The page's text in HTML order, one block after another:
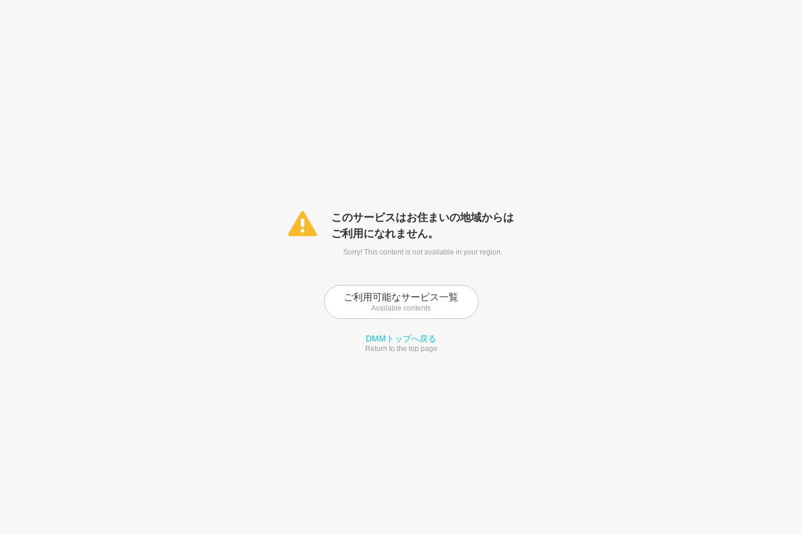
このサービスはお住まいの地域からは
ご利用になれません。
Sorry! This content is not available in your region.
ご利用可能なサービス一覧
Available contents
DMMトップへ戻る
Return to the top page